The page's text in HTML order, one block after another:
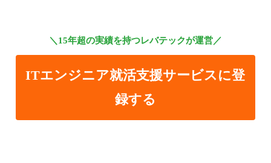
＼15年超の実績を持つレバテックが運営／
ITエンジニア就活支援サービスに登
録する